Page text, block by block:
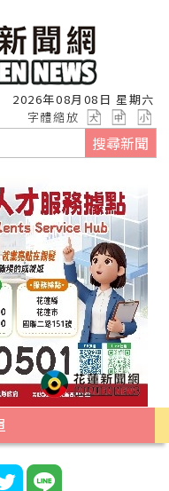
2026年08月08日 星期六
字體縮放
搜尋新聞